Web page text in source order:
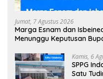
Jumat, 7 Agustus 2026
Marga Esnam dan
Menunggu Keputusan
Kamis, 6
SPPG
Satu